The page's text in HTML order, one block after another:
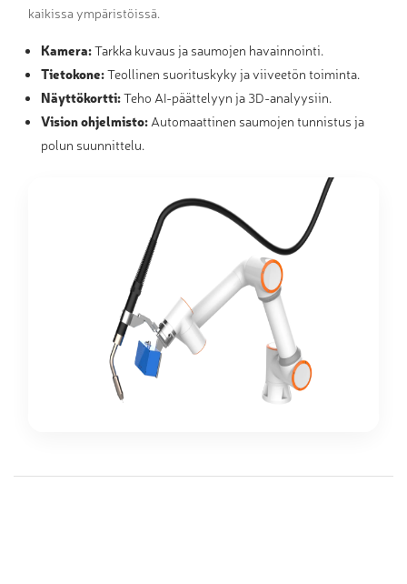
kaikissa ympäristöissä.
Kamera:Tarkka kuvaus ja saumojen havainnointi.
Tietokone:Teollinen suorituskyky ja viiveetön toiminta.
Näyttökortti:Teho AI-päättelyyn ja 3D-analyysiin.
Vision ohjelmisto: Automaattinen saumojen tunnistus ja
polun suunnittelu.